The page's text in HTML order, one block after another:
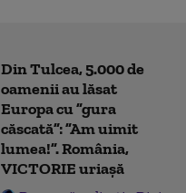
Din Tulcea, 5.000 de
oamenii au lăsat
Europa cu ”gura
căscată”: ”Am uimit
lumea!”. România,
VICTORIE uriașă